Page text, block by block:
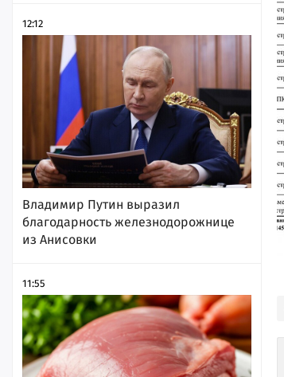
12:12
Владимир Путин выразил
благодарность железнодорожнице
из Анисовки
11:55